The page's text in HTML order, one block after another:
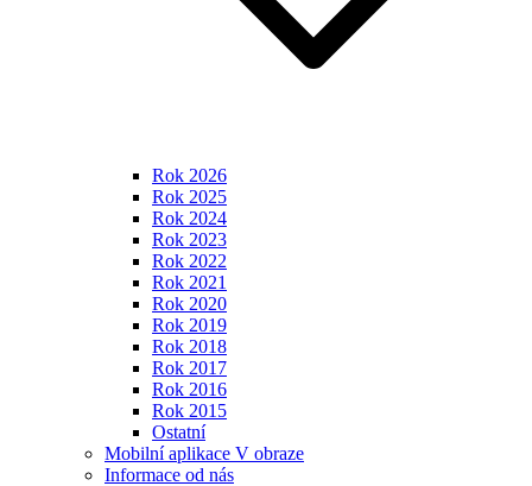
Rok 2026
Rok 2025
Rok 2024
Rok 2023
Rok 2022
Rok 2021
Rok 2020
Rok 2019
Rok 2018
Rok 2017
Rok 2016
Rok 2015
Ostatní
Mobilní aplikace V obraze
Informace od nás